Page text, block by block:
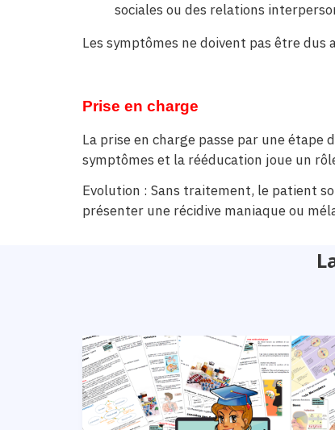
sociales ou des relations
Les symptômes ne doivent pas être
Prise en charge
La prise en charge passe par une
symptômes et la rééducation joue un
Evolution : Sans traitement, le patient
présenter une récidive maniaque ou